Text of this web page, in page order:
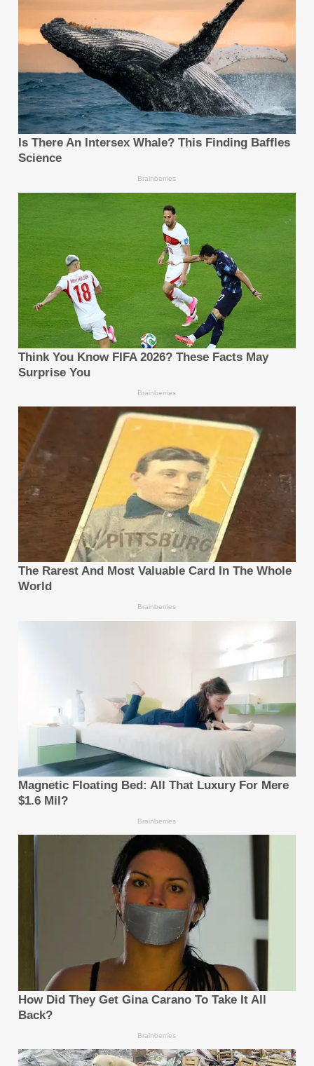
โลก เพื่อช่วยให้พันธมิตรเปลี่ยนพื้นที่ในเมืองให้เป็นสื่อที่มี
ประสิทธิภาพ ยั่งยืน และสร้างผลตอบแทนที่มั่นคง
ศึกษาข้อมูลเพิ่มเติมได้ที่ www.unilumin.com
ซิชั่น พีอาร์ นิวส์ไวร์ - Unilumin ที่ WOO 2026
ลอนดอน: สร้างอนาคตที่ชาญฉลาดและยั่งยืนยิ่งขึ้นสำหรับ
เทคโนโลยี DOOH ทั่วโลก
http://www.prnasia.com/asia-
story/archive/4982321_TH82321_10